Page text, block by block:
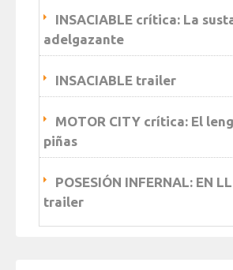
INSACIABLE crítica: La
adelgazante
INSACIABLE trailer
MOTOR CITY crítica: El
piñas
POSESIÓN INFERNAL: EN
trailer